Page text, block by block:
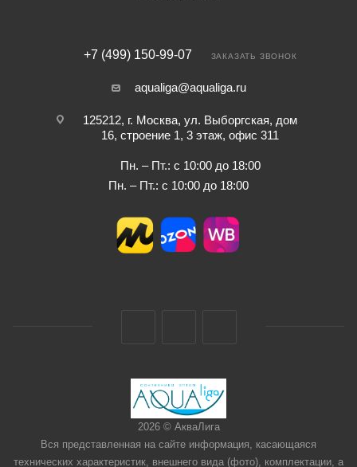
+7 (499) 150-99-07 ЗАКАЗАТЬ ЗВОНОК
aqualiga@aqualiga.ru
125212, г. Москва, ул. Выборгская, дом
16, строение 1, 3 этаж, офис 311
Пн. – Пт.: с 10:00 до 18:00
Пн. – Пт.: с 10:00 до 18:00
2026 © АкваЛига
Вся представленная на сайте информация, касающаяся
технических характеристик, внешнего вида (фото), комплектации, а